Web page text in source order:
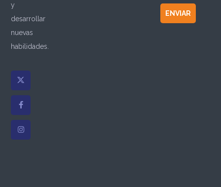
y
desarrollar
nuevas
habilidades.
ENVIAR